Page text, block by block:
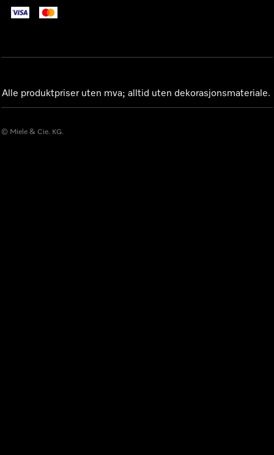
Alle produktpriser uten mva; alltid uten dekorasjonsmateriale.
© Miele & Cie. KG.